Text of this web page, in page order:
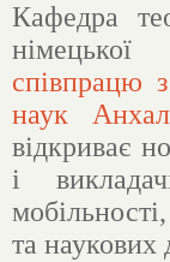
Кафедра
співпрацю
наук
відкриває
і
та наукових